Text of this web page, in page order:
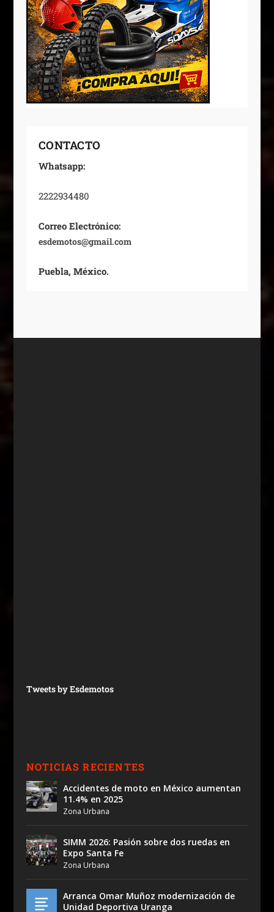
CONTACTO
Whatsapp:
2222934480
Correo Electrónico:
esdemotos@gmail.com
Puebla, México.
Tweets by Esdemotos
NOTICIAS RECIENTES
Accidentes de moto en México aumentan
11.4% en 2025
Zona Urbana
SIMM 2026: Pasión sobre dos ruedas en
Expo Santa Fe
Zona Urbana
Arranca Omar Muñoz modernización de
Unidad Deportiva Uranga